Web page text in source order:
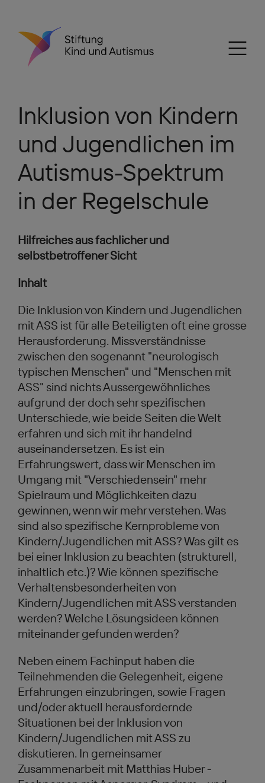
Inklusion von Kindern
und Jugendlichen im
Autismus-Spektrum
in der Regelschule
Hilfreiches aus fachlicher und
selbstbetroffener Sicht
Inhalt
Die Inklusion von Kindern und Jugendlichen
mit ASS ist für alle Beteiligten oft eine grosse
Herausforderung. Missverständnisse
zwischen den sogenannt "neurologisch
typischen Menschen" und "Menschen mit
ASS" sind nichts Aussergewöhnliches
aufgrund der doch sehr spezifischen
Unterschiede, wie beide Seiten die Welt
erfahren und sich mit ihr handelnd
auseinandersetzen. Es ist ein
Erfahrungswert, dass wir Menschen im
Umgang mit "Verschiedensein" mehr
Spielraum und Möglichkeiten dazu
gewinnen, wenn wir mehr verstehen. Was
sind also spezifische Kernprobleme von
Kindern/Jugendlichen mit ASS? Was gilt es
bei einer Inklusion zu beachten (strukturell,
inhaltlich etc.)? Wie können spezifische
Verhaltensbesonderheiten von
Kindern/Jugendlichen mit ASS verstanden
werden? Welche Lösungsideen können
miteinander gefunden werden?
Neben einem Fachinput haben die
Teilnehmenden die Gelegenheit, eigene
Erfahrungen einzubringen, sowie Fragen
und/oder aktuell herausfordernde
Situationen bei der Inklusion von
Kindern/Jugendlichen mit ASS zu
diskutieren. In gemeinsamer
Zusammenarbeit mit Matthias Huber -